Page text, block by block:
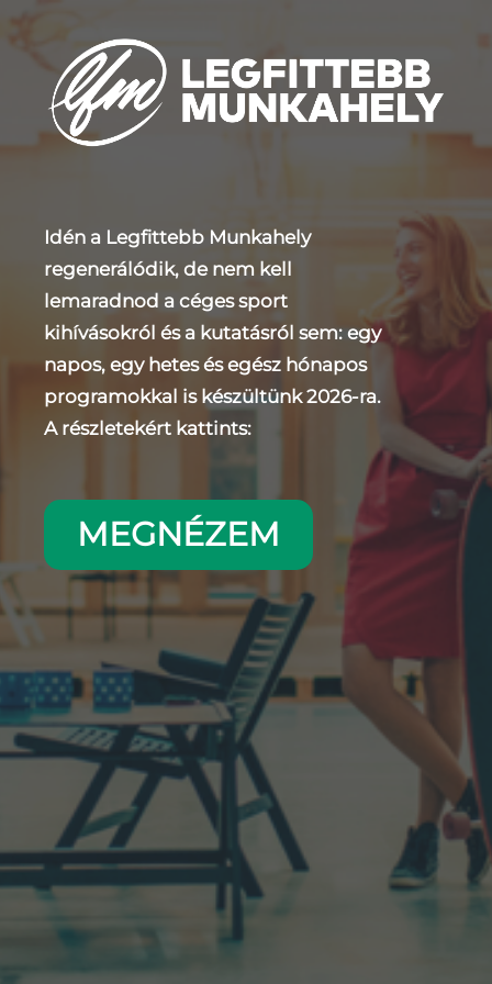
Idén a Legfittebb Munkahely
regenerálódik, de nem kell
lemaradnod a céges sport
kihívásokról és a kutatásról sem: egy
napos, egy hetes és egész hónapos
programokkal is készültünk 2026-ra.
A részletekért kattints:
MEGNÉZEM